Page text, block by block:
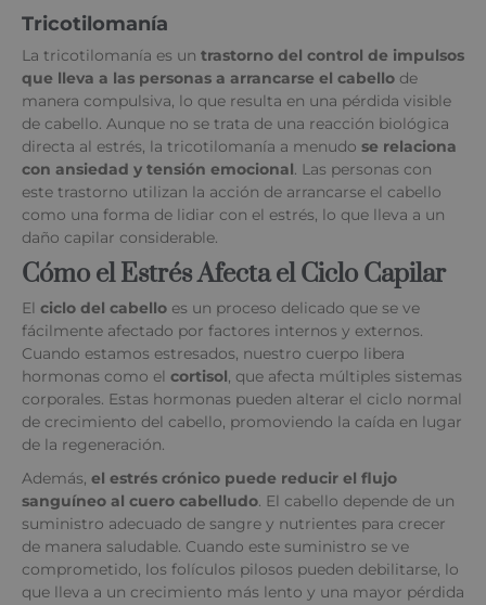
Tricotilomanía
La tricotilomanía es un trastorno del control de impulsos
que lleva a las personas a arrancarse el cabello de
manera compulsiva, lo que resulta en una pérdida visible
de cabello. Aunque no se trata de una reacción biológica
directa al estrés, la tricotilomanía a menudo se relaciona
con ansiedad y tensión emocional. Las personas con
este trastorno utilizan la acción de arrancarse el cabello
como una forma de lidiar con el estrés, lo que lleva a un
daño capilar considerable.
Cómo el Estrés Afecta el Ciclo Capilar
El ciclo del cabello es un proceso delicado que se ve
fácilmente afectado por factores internos y externos.
Cuando estamos estresados, nuestro cuerpo libera
hormonas como el cortisol, que afecta múltiples sistemas
corporales. Estas hormonas pueden alterar el ciclo normal
de crecimiento del cabello, promoviendo la caída en lugar
de la regeneración.
Además, el estrés crónico puede reducir el flujo
sanguíneo al cuero cabelludo. El cabello depende de un
suministro adecuado de sangre y nutrientes para crecer
de manera saludable. Cuando este suministro se ve
comprometido, los folículos pilosos pueden debilitarse, lo
que lleva a un crecimiento más lento y una mayor pérdida